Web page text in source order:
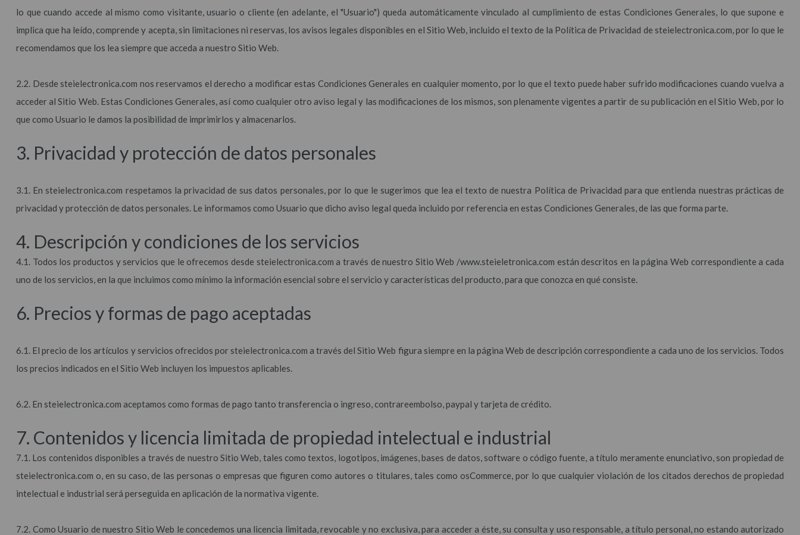
lo que cuando accede al mismo como visitante, usuario o cliente (en adelante, el "Usuario") queda automáticamente vinculado al cumplimiento de estas Condiciones Generales, lo que supone e
implica que ha leído, comprende y acepta, sin limitaciones ni reservas, los avisos legales disponibles en el Sitio Web, incluido el texto de la Política de Privacidad de steielectronica.com, por lo que le
recomendamos que los lea siempre que acceda a nuestro Sitio Web.
2.2. Desde steielectronica.com nos reservamos el derecho a modificar estas Condiciones Generales en cualquier momento, por lo que el texto puede haber sufrido modificaciones cuando vuelva a
acceder al Sitio Web. Estas Condiciones Generales, así como cualquier otro aviso legal y las modificaciones de los mismos, son plenamente vigentes a partir de su publicación en el Sitio Web, por lo
que como Usuario le damos la posibilidad de imprimirlos y almacenarlos.
3. Privacidad y protección de datos personales
3.1. En steielectronica.com respetamos la privacidad de sus datos personales, por lo que le sugerimos que lea el texto de nuestra Política de Privacidad para que entienda nuestras prácticas de
privacidad y protección de datos personales. Le informamos como Usuario que dicho aviso legal queda incluido por referencia en estas Condiciones Generales, de las que forma parte.
4. Descripción y condiciones de los servicios
4.1. Todos los productos y servicios que le ofrecemos desde steielectronica.com a través de nuestro Sitio Web /www.steieletronica.com están descritos en la página Web correspondiente a cada
uno de los servicios, en la que incluimos como mínimo la información esencial sobre el servicio y características del producto, para que conozca en qué consiste.
6. Precios y formas de pago aceptadas
6.1. El precio de los artículos y servicios ofrecidos por steielectronica.com a través del Sitio Web figura siempre en la página Web de descripción correspondiente a cada uno de los servicios. Todos
los precios indicados en el Sitio Web incluyen los impuestos aplicables.
6.2. En steielectronica.com aceptamos como formas de pago tanto transferencia o ingreso, contrareembolso, paypal y tarjeta de crédito.
7. Contenidos y licencia limitada de propiedad intelectual e industrial
7.1. Los contenidos disponibles a través de nuestro Sitio Web, tales como textos, logotipos, imágenes, bases de datos, software o código fuente, a título meramente enunciativo, son propiedad de
steielectronica.com o, en su caso, de las personas o empresas que figuren como autores o titulares, tales como osCommerce, por lo que cualquier violación de los citados derechos de propiedad
intelectual e industrial será perseguida en aplicación de la normativa vigente.
7.2. Como Usuario de nuestro Sitio Web le concedemos una licencia limitada, revocable y no exclusiva, para acceder a éste, su consulta y uso responsable, a título personal, no estando autorizado